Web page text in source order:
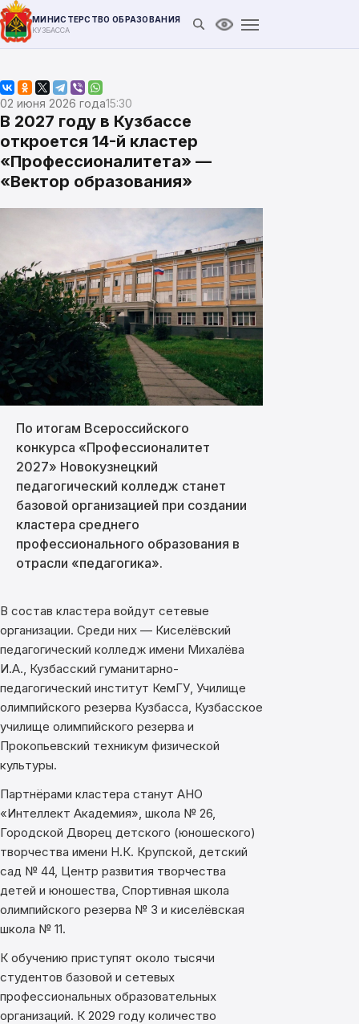
МИНИСТЕРСТВО ОБРАЗОВАНИЯ
КУЗБАССА Открыть поиск
Версия для
02 июня 2026 года15:30
В 2027 году в Кузбассе
откроется 14-й кластер
«Профессионалитета» —
«Вектор образования»
По итогам Всероссийского
конкурса «Профессионалитет
2027» Новокузнецкий
педагогический колледж станет
базовой организацией при создании
кластера среднего
профессионального образования в
отрасли «педагогика».
В состав кластера войдут сетевые
организации. Среди них — Киселёвский
педагогический колледж имени Михалёва
И.А., Кузбасский гуманитарно-
педагогический институт КемГУ, Училище
олимпийского резерва Кузбасса, Кузбасское
училище олимпийского резерва и
Прокопьевский техникум физической
культуры.
Партнёрами кластера станут АНО
«Интеллект Академия», школа № 26,
Городской Дворец детского (юношеского)
творчества имени Н.К. Крупской, детский
сад № 44, Центр развития творчества
детей и юношества, Спортивная школа
олимпийского резерва № 3 и киселёвская
школа № 11.
К обучению приступят около тысячи
студентов базовой и сетевых
профессиональных образовательных
организаций. К 2029 году количество